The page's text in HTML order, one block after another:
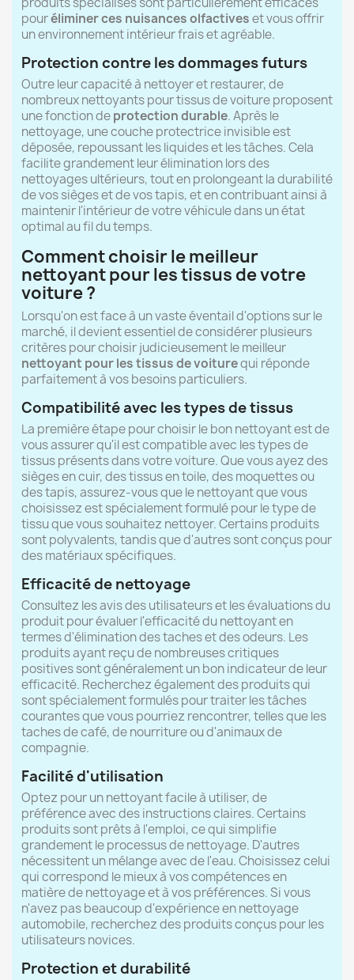
pouréliminer ces nuisances olfactiveset vous offrir
un environnement intérieur frais et agréable.
Protection contre les dommages futurs
Outre leur capacité à nettoyer et restaurer, de
nombreux nettoyants pour tissus de voiture proposent
une fonction deprotection durable. Après le
nettoyage, une couche protectrice invisible est
déposée, repoussant les liquides et les tâches. Cela
facilite grandement leur élimination lors des
nettoyages ultérieurs, tout en prolongeant la durabilité
de vos sièges et de vos tapis, et en contribuant ainsi à
maintenir l'intérieur de votre véhicule dans un état
optimal au fil du temps.
Comment choisir le meilleur
nettoyant pour les tissus de votre
voiture ?
Lorsqu'on est face à un vaste éventail d'options sur le
marché, il devient essentiel de considérer plusieurs
critères pour choisir judicieusement le meilleur
nettoyant pour les tissus de voiturequi réponde
parfaitement à vos besoins particuliers.
Compatibilité avec les types de tissus
La première étape pour choisir le bon nettoyant est de
vous assurer qu'il est compatible avec les types de
tissus présents dans votre voiture. Que vous ayez des
sièges en cuir, des tissus en toile, des moquettes ou
des tapis, assurez-vous que le nettoyant que vous
choisissez est spécialement formulé pour le type de
tissu que vous souhaitez nettoyer. Certains produits
sont polyvalents, tandis que d'autres sont conçus pour
des matériaux spécifiques.
Efficacité de nettoyage
Consultez les avis des utilisateurs et les évaluations du
produit pour évaluer l'efficacité du nettoyant en
termes d'élimination des taches et des odeurs. Les
produits ayant reçu de nombreuses critiques
positives sont généralement un bon indicateur de leur
efficacité. Recherchez également des produits qui
sont spécialement formulés pour traiter les tâches
courantes que vous pourriez rencontrer, telles que les
taches de café, de nourriture ou d'animaux de
compagnie.
Facilité d'utilisation
Optez pour un nettoyant facile à utiliser, de
préférence avec des instructions claires. Certains
produits sont prêts à l'emploi, ce qui simplifie
grandement le processus de nettoyage. D'autres
nécessitent un mélange avec de l'eau. Choisissez celui
qui correspond le mieux à vos compétences en
matière de nettoyage et à vos préférences. Si vous
n'avez pas beaucoup d'expérience en nettoyage
automobile, recherchez des produits conçus pour les
utilisateurs novices.
Protection et durabilité